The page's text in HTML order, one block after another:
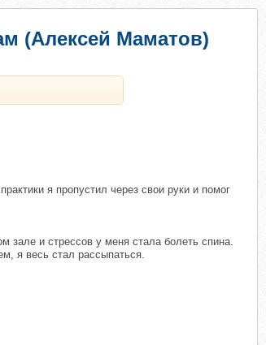
(Алексей Маматов)
я пропустил через свои руки и помог
зале и стрессов у меня стала болеть спина.
я весь стал рассыпаться.